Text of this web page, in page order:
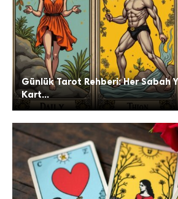
Günlük Tarot Rehberi: Her Sabah
Kart...